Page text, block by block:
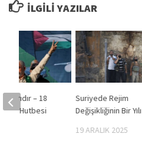
İLGILI YAZILAR
Suriyede Rejim
Değişikliğinin Bir Yılı
19 ARALIK 2025
– 18
Hutbesi